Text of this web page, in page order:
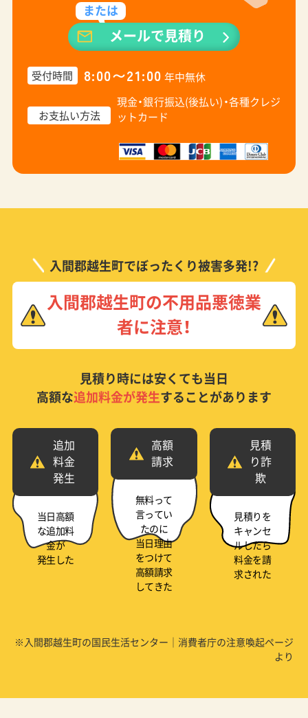
または
メールで見積り
受付時間 8:00〜21:00 年中無休
お支払い方法
現金・銀行振込(後払い)・各種クレジ
ットカード
入間郡越生町でぼったくり被害多発!?
入間郡越生町の不用品悪徳業
者に注意！
見積り時には安くても当日
高額な追加料金が発生することがあります
追加
料金
発生
当日高額
な追加料
金が
発生した
高額
請求
無料って
言ってい
たのに
当日理由
をつけて
高額請求
してきた
見積
り詐
欺
見積りを
キャンセ
ルしたら
料金を請
求された
※入間郡越生町の国民生活センター｜消費者庁の注意喚起ページ
より